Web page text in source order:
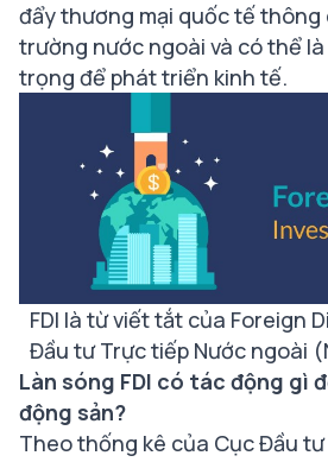
đẩy thương mại quốc tế thông
trường nước ngoài và có thể
trọng để phát triển kinh tế.
FDI là từ viết tắt của Foreign
Đầu tư Trực tiếp Nước ngoài
Làn sóng FDI có tác động gì
động sản?
Theo thống kê của Cục Đầu